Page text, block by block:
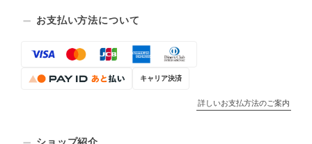
お支払い方法について
キャリア決済
詳しいお支払方法のご案内
ショップ紹介